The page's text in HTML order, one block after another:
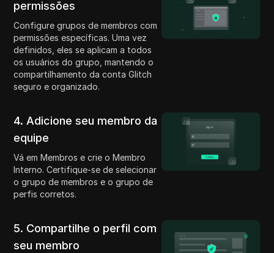
permissões
Configure grupos de membros com
permissões específicas. Uma vez
definidos, eles se aplicam a todos
os usuários do grupo, mantendo o
compartilhamento da conta Glitch
seguro e organizado.
4. Adicione seu membro da
equipe
Vá em Membros e crie o Membro
Interno. Certifique-se de selecionar
o grupo de membros e o grupo de
perfis corretos.
5. Compartilhe o perfil com
seu membro